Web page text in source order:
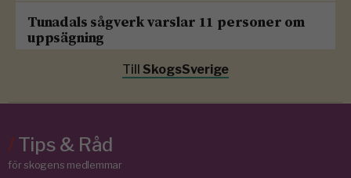
Tunadals sågverk varslar 11 personer om
uppsägning
Till SkogsSverige
/Tips & Råd
för skogens medlemmar